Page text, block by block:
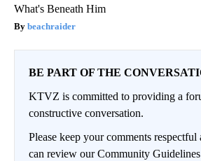
What's Beneath Him
beachraider
BE PART OF THE
KTVZ is committed to providing a
constructive conversation.
Please keep your comments respectful
can review our Community